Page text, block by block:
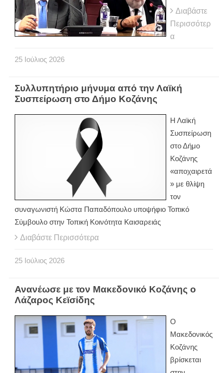
Διαβάστε
Περισσότερ
α
25 Ιούλιος 2026
Συλλυπητήριο μήνυμα από την Λαϊκή
Συσπείρωση στο Δήμο Κοζάνης
Η Λαϊκή
Συσπείρωση
στο Δήμο
Κοζάνης
«αποχαιρετά
» με θλίψη
τον
συναγωνιστή Κώστα Παπαδόπουλο υποψήφιο Τοπικό
Σύμβουλο στην Τοπική Κοινότητα Καισαρειάς
Διαβάστε Περισσότερα
25 Ιούλιος 2026
Ανανέωσε με τον Μακεδονικό Κοζάνης ο
Λάζαρος Κεϊσίδης
Ο
Μακεδονικός
Κοζάνης
βρίσκεται